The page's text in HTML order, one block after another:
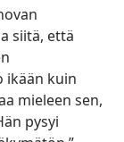
siitä, että
ikään kuin
mieleen sen,
pysyi